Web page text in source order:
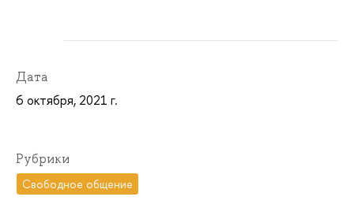
Дата
6 октября, 2021 г.
Рубрики
Свободное общение